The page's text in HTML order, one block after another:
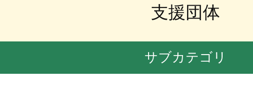
支援団体
サブカテゴリ